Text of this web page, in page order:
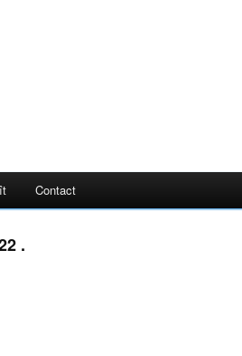
Contact
.